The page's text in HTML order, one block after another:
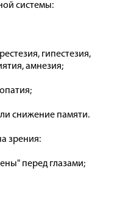
системы:
гипестезия,
амнезия;
снижение памяти.
зрения:
перед глазами;